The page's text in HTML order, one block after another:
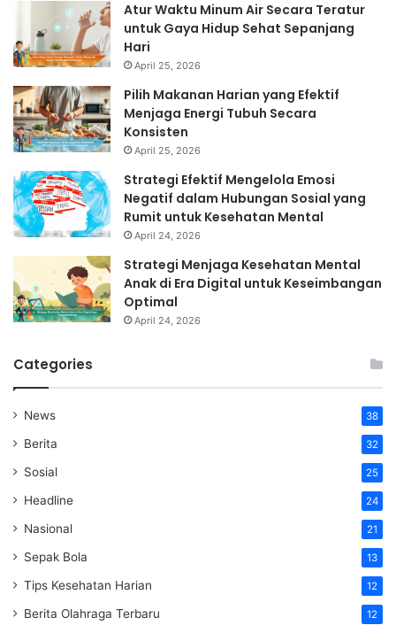
Atur Waktu Minum Air Secara Teratur
untuk Gaya Hidup Sehat Sepanjang
Hari
April 25, 2026
Pilih Makanan Harian yang Efektif
Menjaga Energi Tubuh Secara
Konsisten
April 25, 2026
Strategi Efektif Mengelola Emosi
Negatif dalam Hubungan Sosial yang
Rumit untuk Kesehatan Mental
April 24, 2026
Strategi Menjaga Kesehatan Mental
Anak di Era Digital untuk Keseimbangan
Optimal
April 24, 2026
Categories
News 38
Berita 32
Sosial 25
Headline 24
Nasional 21
Sepak Bola 13
Tips Kesehatan Harian 12
Berita Olahraga Terbaru 12